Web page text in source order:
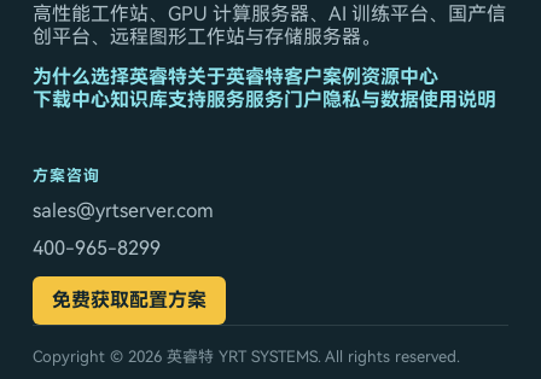
高性能工作站、GPU 计算服务器、AI 训练平台、国产信
创平台、远程图形工作站与存储服务器。
为什么选择英睿特关于英睿特客户案例资源中心
下载中心知识库支持服务服务门户隐私与数据使用说明
方案咨询
sales@yrtserver.com
400-965-8299
免费获取配置方案
Copyright © 2026 英睿特 YRT SYSTEMS. All rights reserved.